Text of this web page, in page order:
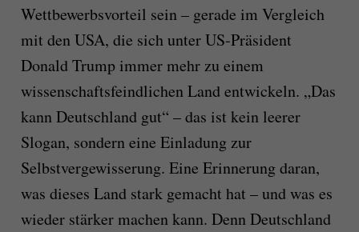
Wettbewerbsvorteil sein – gerade im Vergleich
mit den USA, die sich unter US-Präsident
Donald Trump immer mehr zu einem
wissenschaftsfeindlichen Land entwickeln. „Das
kann Deutschland gut“ – das ist kein leerer
Slogan, sondern eine Einladung zur
Selbstvergewisserung. Eine Erinnerung daran,
was dieses Land stark gemacht hat – und was es
wieder stärker machen kann. Denn Deutschland